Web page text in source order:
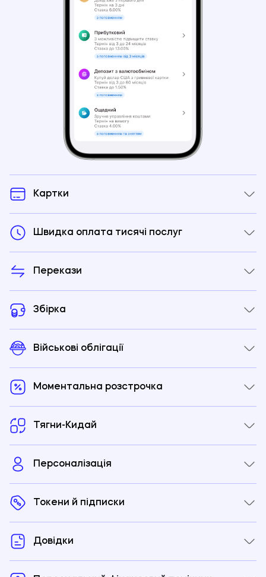
Картки
Швидка оплата тисячі послуг
Перекази
Збірка
Військові облігації
Моментальна розстрочка
Тягни-Кидай
Персоналізація
Токени й підписки
Довідки